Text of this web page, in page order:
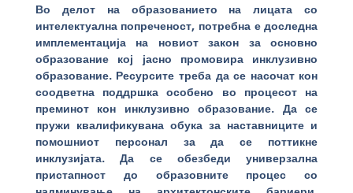
Во делот на образованието на лицата со
интелектуална попреченост, потребна е доследна
имплементација на новиот закон за основно
образование кој јасно промовира инклузивно
образование. Ресурсите треба да се насочат кон
соодветна поддршка особено во процесот на
преминот кон инклузивно образование. Да се
пружи квалификувана обука за наставниците и
помошниот персонал за да се поттикне
инклузијата. Да се обезбеди универзална
пристапност до образовните процес со